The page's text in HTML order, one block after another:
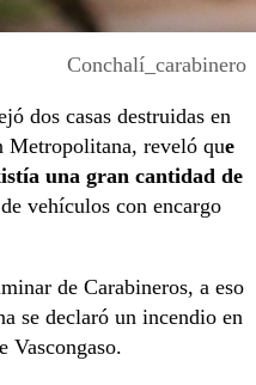
Conchalí_carabinero
dos casas destruidas en
Metropolitana, reveló que
una gran cantidad de
vehículos con encargo
de Carabineros, a eso
se declaró un incendio en
Vascongaso.